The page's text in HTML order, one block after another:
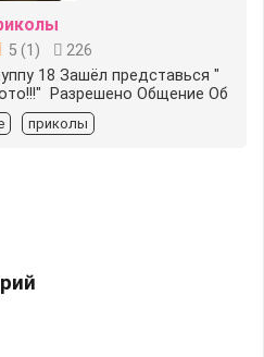
5 (1 )
226
18 ️Зашёл представься "
️Разрешено️ Общение Об
приколы